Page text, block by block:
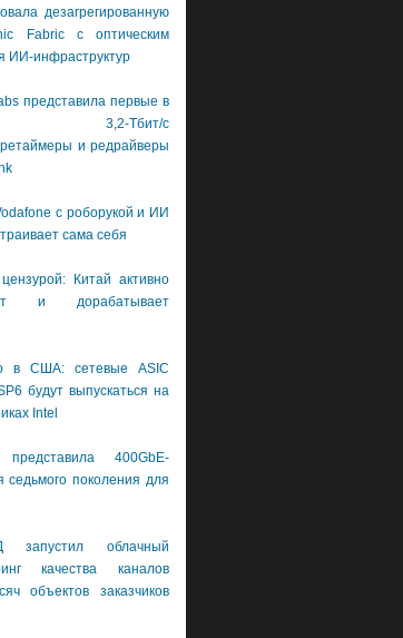
дезагрегированную
Fabric с оптическим
ИИ-инфраструктур
представила первые в
3,2-Тбит/с
и редрайверы
с роборукой и ИИ
сама себя
цензурой: Китай активно
и дорабатывает
в США: сетевые ASIC
будут выпускаться на
Intel
представила 400GbE-
седьмого поколения для
запустил облачный
качества каналов
объектов заказчиков